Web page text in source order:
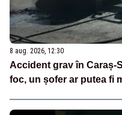
8 aug. 2026, 12:30
Accident grav în Caraș-
foc, un șofer ar putea fi